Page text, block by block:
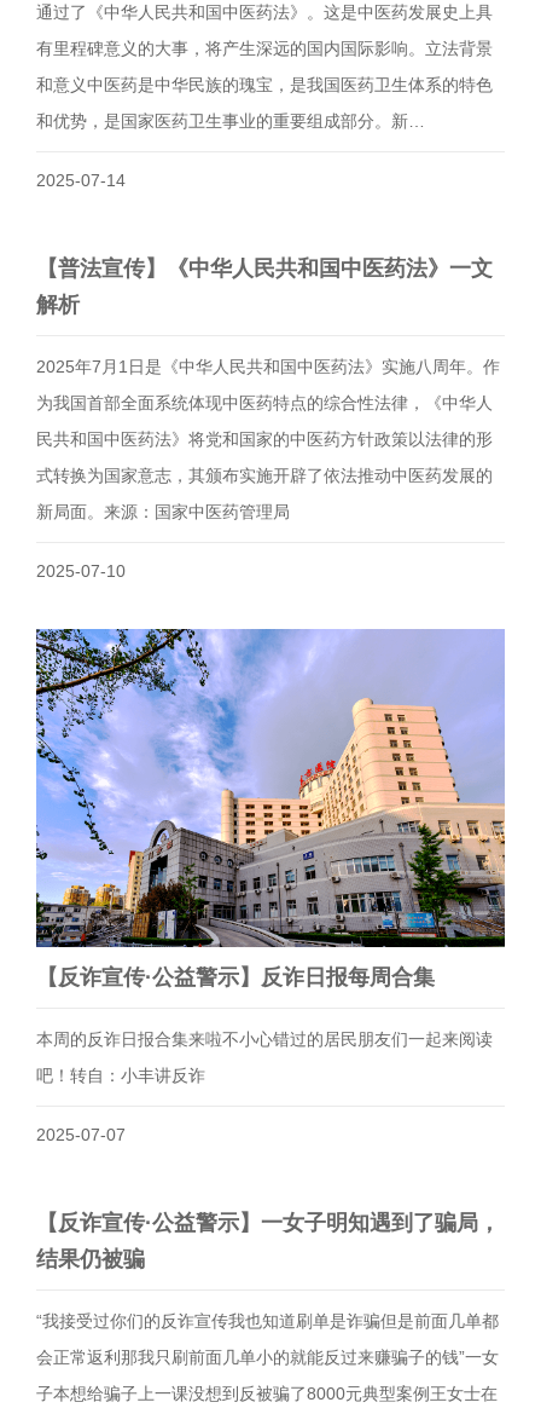
通过了《中华人民共和国中医药法》。这是中医药发展史上具
有里程碑意义的大事，将产生深远的国内国际影响。立法背景
和意义中医药是中华民族的瑰宝，是我国医药卫生体系的特色
和优势，是国家医药卫生事业的重要组成部分。新…
2025-07-14
【普法宣传】《中华人民共和国中医药法》一文
解析
2025年7月1日是《中华人民共和国中医药法》实施八周年。作
为我国首部全面系统体现中医药特点的综合性法律，《中华人
民共和国中医药法》将党和国家的中医药方针政策以法律的形
式转换为国家意志，其颁布实施开辟了依法推动中医药发展的
新局面。来源：国家中医药管理局
2025-07-10
​【反诈宣传·公益警示】反诈日报每周合集
本周的反诈日报合集来啦不小心错过的居民朋友们一起来阅读
吧！转自：小丰讲反诈
2025-07-07
​【反诈宣传·公益警示】一女子明知遇到了骗局，
结果仍被骗
“我接受过你们的反诈宣传我也知道刷单是诈骗但是前面几单都
会正常返利那我只刷前面几单小的就能反过来赚骗子的钱”一女
子本想给骗子上一课没想到反被骗了8000元典型案例王女士在